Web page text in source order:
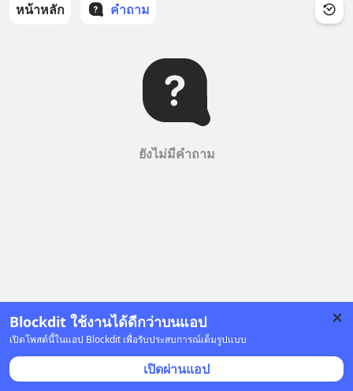
Blockdit ใช้งานได้ดีกว่าบนแอป
เปิดโพสต์นี้ในแอป Blockdit เพื่อรับประสบการณ์เต็มรูปแบบ
เปิดผ่านแอป
หน้าหลัก คำถาม
ยังไม่มีคำถาม